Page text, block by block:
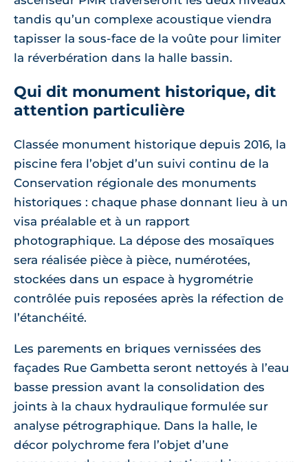
tandis qu’un complexe acoustique viendra
tapisser la sous-face de la voûte pour limiter
la réverbération dans la halle bassin.
Qui dit monument historique, dit
attention particulière
Classée monument historique depuis 2016, la
piscine fera l’objet d’un suivi continu de la
Conservation régionale des monuments
historiques : chaque phase donnant lieu à un
visa préalable et à un rapport
photographique. La dépose des mosaïques
sera réalisée pièce à pièce, numérotées,
stockées dans un espace à hygrométrie
contrôlée puis reposées après la réfection de
l’étanchéité.
Les parements en briques vernissées des
façades Rue Gambetta seront nettoyés à l’eau
basse pression avant la consolidation des
joints à la chaux hydraulique formulée sur
analyse pétrographique. Dans la halle, le
décor polychrome fera l’objet d’une